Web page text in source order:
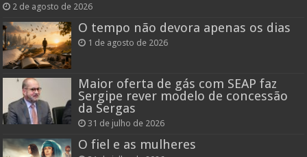
2 de agosto de 2026
O tempo não devora apenas os dias
1 de agosto de 2026
Maior oferta de gás com SEAP faz
Sergipe rever modelo de concessão
da Sergas
31 de julho de 2026
O fiel e as mulheres